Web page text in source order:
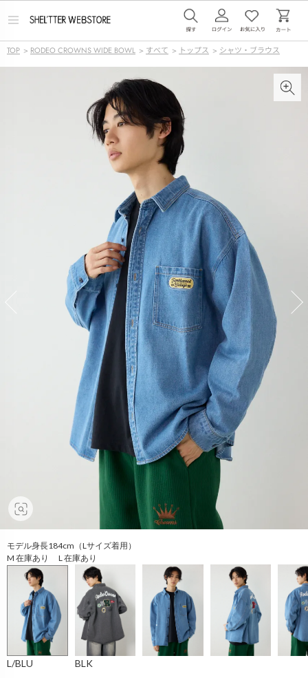
メ
ー
を
TOP > RODEO CROWNS WIDE BOWL > すべて > トップス > シャツ・ブラウス
モデル身長184cm（Lサイズ着用）
M 在庫あり L 在庫あり
L/BLU BLK